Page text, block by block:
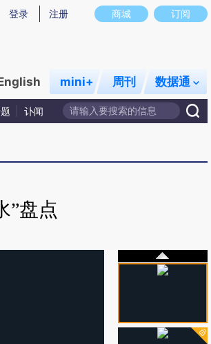
商城 订阅
登录 注册
mini+ 周刊 数据通
讣闻
”盘点